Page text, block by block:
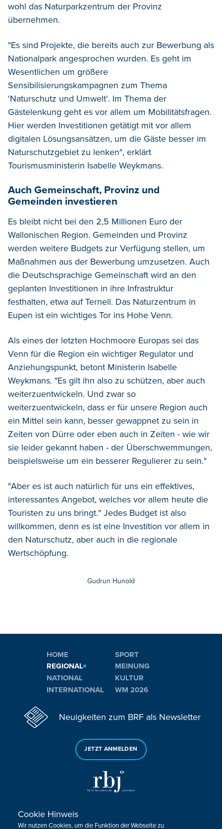
wohl das Naturparkzentrum der Provinz
übernehmen.
"Es sind Projekte, die bereits auch zur Bewerbung als
Nationalpark angesprochen wurden. Es geht im
Wesentlichen um größere
Sensibilisierungskampagnen zum Thema
'Naturschutz und Umwelt'. Im Thema der
Gästelenkung geht es vor allem um Mobilitätsfragen.
Hier werden Investitionen getätigt mit vor allem
digitalen Lösungsansätzen, um die Gäste besser im
Naturschutzgebiet zu lenken", erklärt
Tourismusministerin Isabelle Weykmans.
Auch Gemeinschaft, Provinz und
Gemeinden investieren
Es bleibt nicht bei den 2,5 Millionen Euro der
Wallonischen Region. Gemeinden und Provinz
werden weitere Budgets zur Verfügung stellen, um
Maßnahmen aus der Bewerbung umzusetzen. Auch
die Deutschsprachige Gemeinschaft wird an den
geplanten Investitionen in ihre Infrastruktur
festhalten, etwa auf Ternell. Das Naturzentrum in
Eupen ist ein wichtiges Tor ins Hohe Venn.
Als eines der letzten Hochmoore Europas sei das
Venn für die Region ein wichtiger Regulator und
Anziehungspunkt, betont Ministerin Isabelle
Weykmans. "Es gilt ihn also zu schützen, aber auch
weiterzuentwickeln. Und zwar so
weiterzuentwickeln, dass er für unsere Region auch
ein Mittel sein kann, besser gewappnet zu sein in
Zeiten von Dürre oder eben auch in Zeiten - wie wir
sie leider gekannt haben - der Überschwemmungen,
beispielsweise um ein besserer Regulierer zu sein."
"Aber es ist auch natürlich für uns ein effektives,
interessantes Angebot, welches vor allem heute die
Touristen zu uns bringt." Jedes Budget ist also
willkommen, denn es ist eine Investition vor allem in
den Naturschutz, aber auch in die regionale
Wertschöpfung.
Gudrun Hunold
HOME
REGIONAL
NATIONAL
INTERNATIONAL
SPORT
MEINUNG
KULTUR
WM 2026
Neuigkeiten zum BRF als Newsletter
JETZT ANMELDEN
Sie haben noch Fragen oder Anmerkungen?
Cookie Hinweis
Wir nutzen Cookies, um die Funktion der Webseite zu